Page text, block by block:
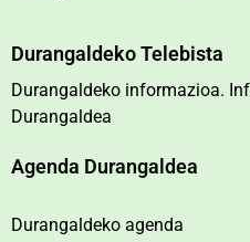
Durangaldeko Telebista
Durangaldeko informazioa.
Durangaldea
Agenda Durangaldea
Durangaldeko agenda